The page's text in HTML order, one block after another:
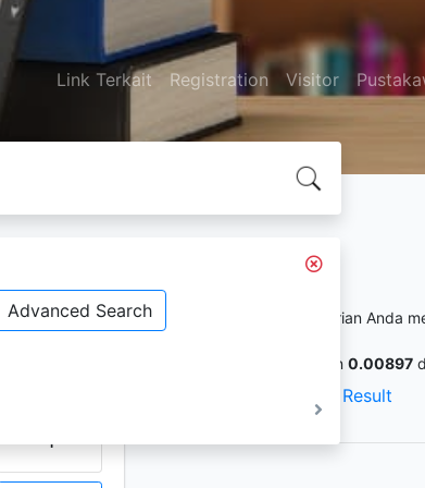
Link Terkait Registration Visitor
Advanced Search
1
Search Result
dari pencarian Anda
Permintaan membutuhkan 0.00897
JSON Result